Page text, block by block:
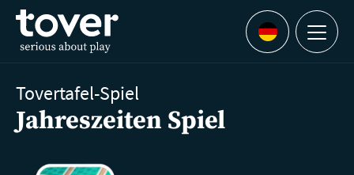
Zum Hauptinhalt springen
Languages
Menu
Tovertafel-Spiel
Jahreszeiten Spiel